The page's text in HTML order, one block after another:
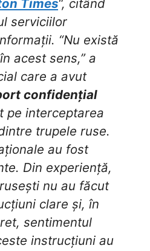
Times“, citând
serviciilor
“Nu există
acest sens,” a
care a avut
confidențial
pe interceptarea
trupele ruse.
au fost
Din experiență,
nu au făcut
clare și, în
sentimentul
instrucțiuni au